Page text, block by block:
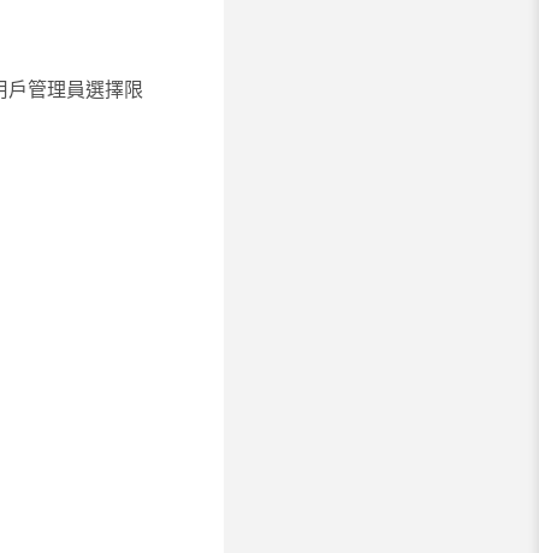
戶管理員選擇限